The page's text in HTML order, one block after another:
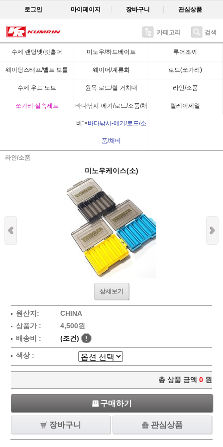
로그인 마이페이지 장바구니 관심상품
카테고리 검색
수제 랜딩넷/넷홀더 미노우/하드베이트 루어조끼
웨이딩스태프/벨트 보틀 웨이더/계류화 로드(쏘가리)
수제 우드 노브 원목 로드/릴 거치대 라인/소품
쏘가리 실속세트 바다낚시-에기/로드/소품/채
비">바다낚시-에기/로드/소
품/채비
릴레이세일
라인/소품
Recent
미노우케이스(소)
상세보기
원산지:
CHINA
상품가 :
4,500원
배송비 :
(조건) !
색상 :
총 상품 금액 0 원
구매하기
장바구니 관심상품